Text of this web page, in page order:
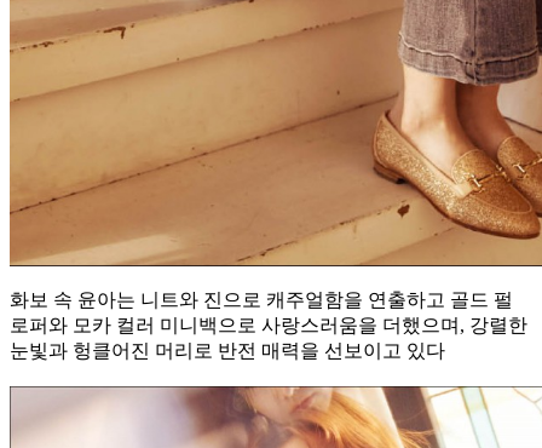
화보 속 윤아는 니트와 진으로 캐주얼함을 연출하고 골드 펄
로퍼와 모카 컬러 미니백으로 사랑스러움을 더했으며, 강렬한
눈빛과 헝클어진 머리로 반전 매력을 선보이고 있다